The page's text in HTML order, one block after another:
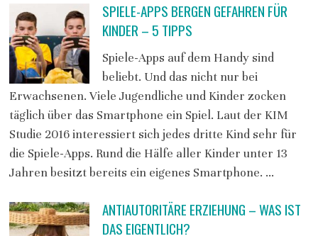
SPIELE-APPS BERGEN GEFAHREN FÜR
KINDER – 5 TIPPS
Spiele-Apps auf dem Handy sind
beliebt. Und das nicht nur bei
Erwachsenen. Viele Jugendliche und Kinder zocken
täglich über das Smartphone ein Spiel. Laut der KIM
Studie 2016 interessiert sich jedes dritte Kind sehr für
die Spiele-Apps. Rund die Hälfe aller Kinder unter 13
Jahren besitzt bereits ein eigenes Smartphone. …
ANTIAUTORITÄRE ERZIEHUNG – WAS IST
DAS EIGENTLICH?